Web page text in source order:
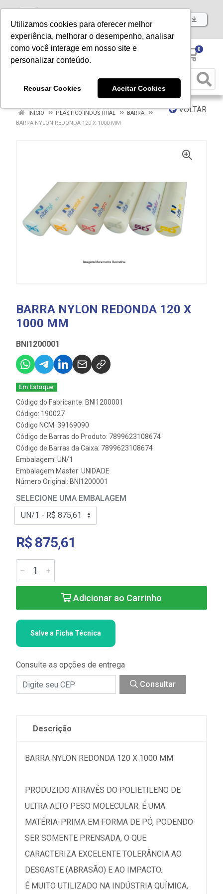
Utilizamos cookies para oferecer melhor
experiência, melhorar o desempenho, analisar
como você interage em nosso site e
personalizar conteúdo.
Recusar Cookies Aceitar Cookies
Baixe já nosso APP
0
VOLTAR
INÍCIO PLASTICO INDUSTRIAL
BARRA
BARRA NYLON REDONDA 120 X 1000 MM
BARRA NYLON REDONDA 120 X
1000 MM
BNI1200001
Em Estoque
Código do Fabricante: BNI1200001
Código: 190027
Código NCM: 39169090
Código de Barras do Produto: 7899623108674
Código de Barras da Caixa: 7899623108674
Embalagem: UN/1
Embalagem Master: UNIDADE
Número Original: BNI1200001
SELECIONE UMA EMBALAGEM
R$ 875,61
Adicionar ao Carrinho
Salve a Ficha Técnica
Consulte as opções de entrega
Consultar
Descrição
BARRA NYLON REDONDA 120 X 1000 MM
PRODUZIDO ATRAVÉS DO POLIETILENO DE
ULTRA ALTO PESO MOLECULAR. É UMA
MATÉRIA-PRIMA EM FORMA DE PÓ, PODENDO
SER SOMENTE PRENSADA, O QUE
CARACTERIZA EXCELENTE TOLERÂNCIA AO
DESGASTE (ABRASÃO) E AO IMPACTO.
É MUITO UTILIZADO NA INDÚSTRIA QUÍMICA,